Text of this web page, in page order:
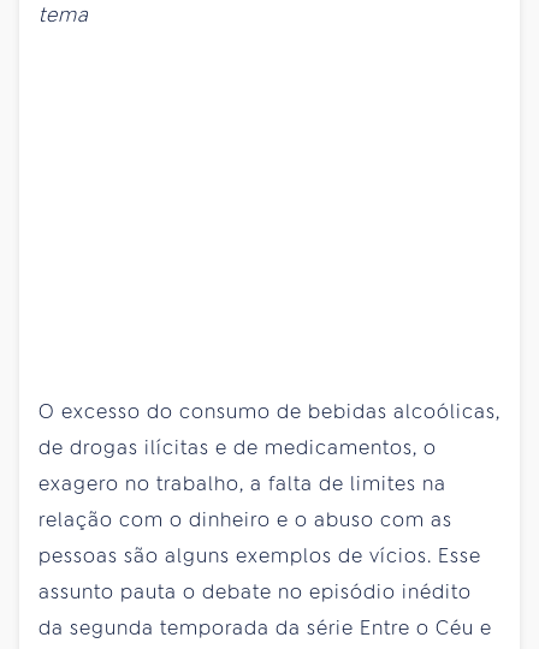
tema
O excesso do consumo de bebidas alcoólicas,
de drogas ilícitas e de medicamentos, o
exagero no trabalho, a falta de limites na
relação com o dinheiro e o abuso com as
pessoas são alguns exemplos de vícios. Esse
assunto pauta o debate no episódio inédito
da segunda temporada da série Entre o Céu e